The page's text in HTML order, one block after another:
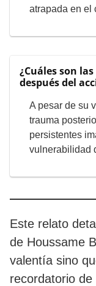
atrapada en el
¿Cuáles son
después del
A pesar de su
trauma
persistentes
vulnerabilidad
Este relato
de Houssame
valentía sino
recordatorio